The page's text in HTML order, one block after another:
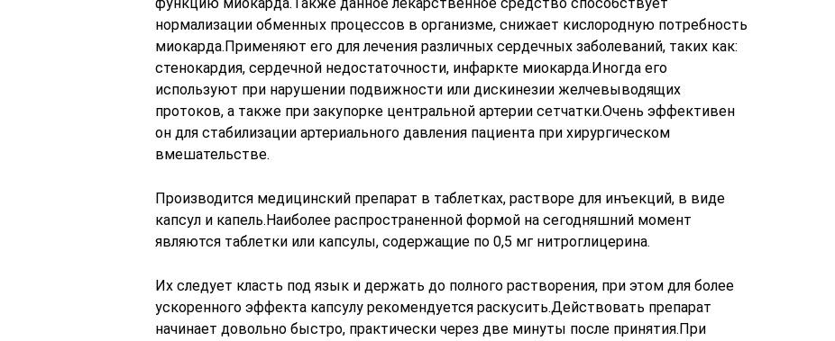
нормализации обменных процессов в организме, снижает кислородную потребность
миокарда.Применяют его для лечения различных сердечных заболеваний, таких как:
стенокардия, сердечной недостаточности, инфаркте миокарда.Иногда его
используют при нарушении подвижности или дискинезии желчевыводящих
протоков, а также при закупорке центральной артерии сетчатки.Очень эффективен
он для стабилизации артериального давления пациента при хирургическом
вмешательстве.
Производится медицинский препарат в таблетках, растворе для инъекций, в виде
капсул и капель.Наиболее распространенной формой на сегодняшний момент
являются таблетки или капсулы, содержащие по 0,5 мг нитроглицерина.
Их следует класть под язык и держать до полного растворения, при этом для более
ускоренного эффекта капсулу рекомендуется раскусить.Действовать препарат
начинает довольно быстро, практически через две минуты после принятия.При